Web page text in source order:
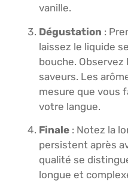
vanille.
Dégustation :
laissez le liquide
bouche.
saveurs. Les
mesure que vous
votre langue.
Finale : Notez la
persistent après
qualité se
longue et